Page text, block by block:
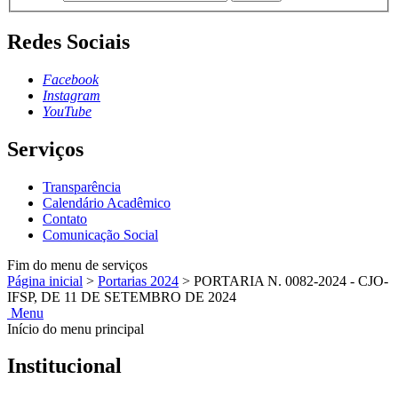
Redes Sociais
Facebook
Instagram
YouTube
Serviços
Transparência
Calendário Acadêmico
Contato
Comunicação Social
Fim do menu de serviços
Página inicial > Portarias 2024 > PORTARIA N. 0082-2024 - CJO-
IFSP, DE 11 DE SETEMBRO DE 2024
Menu
Início do menu principal
Institucional